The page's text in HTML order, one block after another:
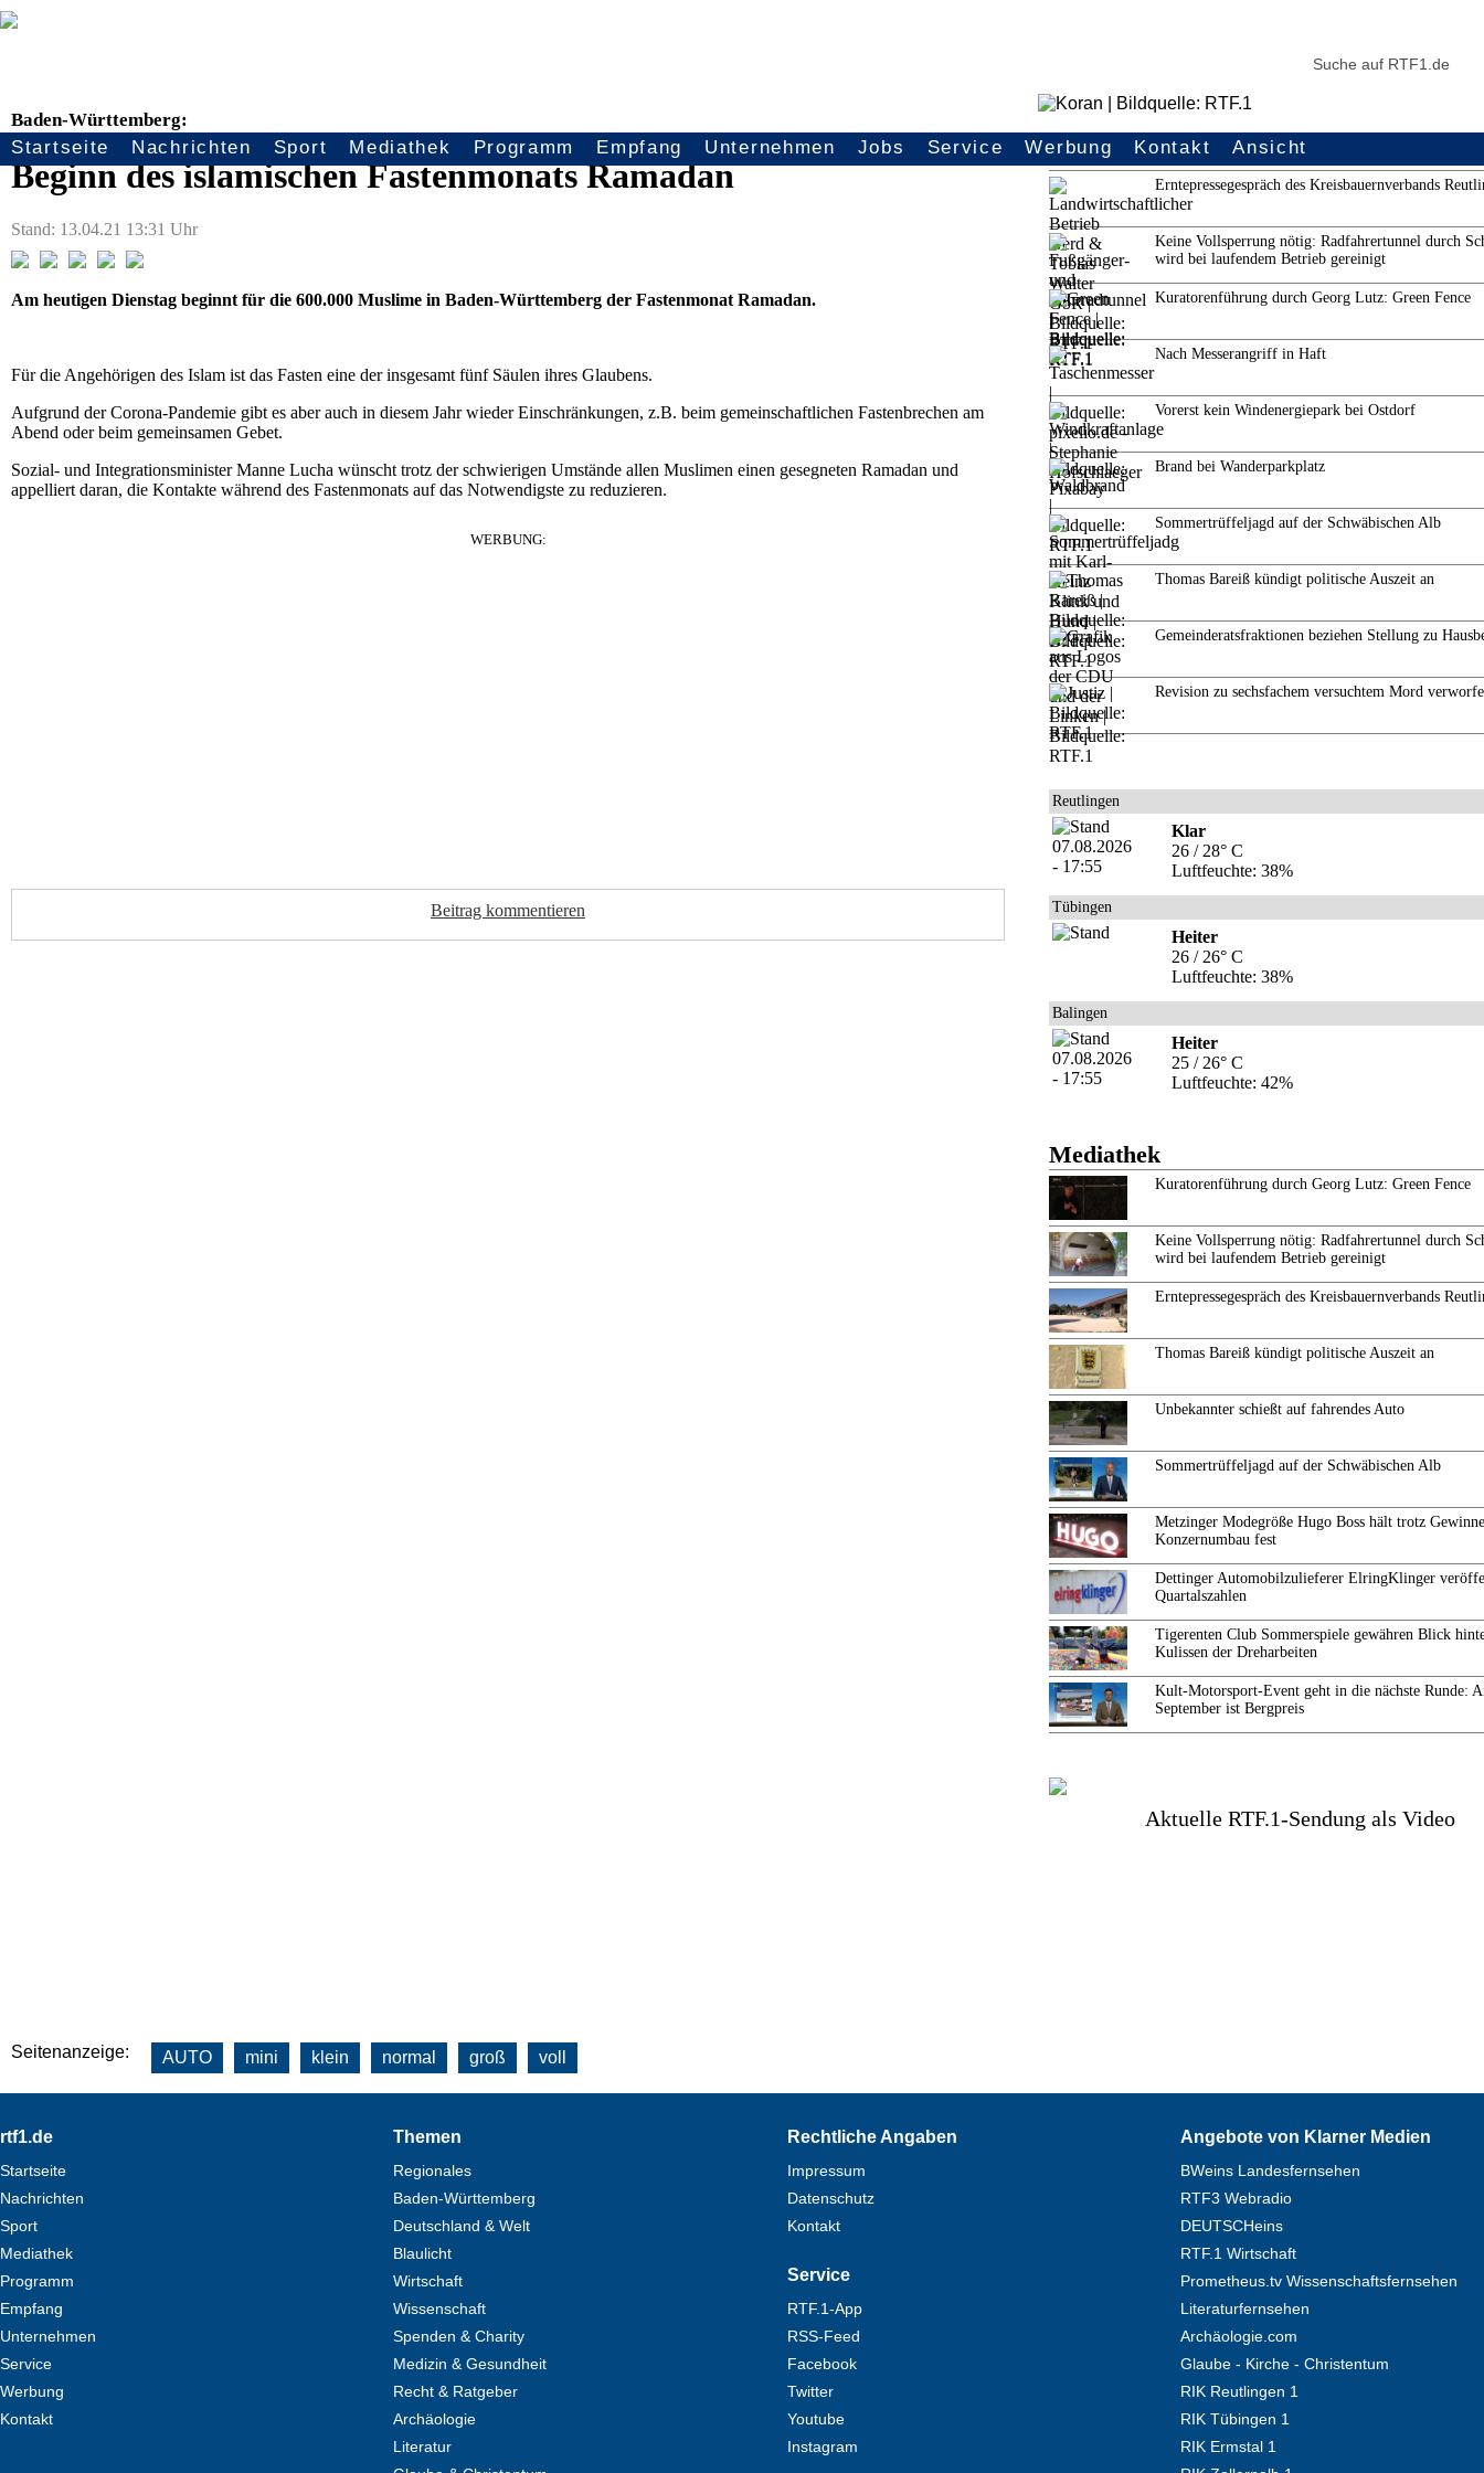
Seitennavigation
Startseite Nachrichten Sport Mediathek Programm Empfang Unternehmen Jobs Service Werbung Kontakt Ansicht
Baden-Württemberg:
Beginn des islamischen Fastenmonats Ramadan
Stand: 13.04.21 13:31 Uhr
Am heutigen Dienstag beginnt für die 600.000 Muslime in Baden-Württemberg der Fastenmonat Ramadan.
Für die Angehörigen des Islam ist das Fasten eine der insgesamt fünf Säulen ihres Glaubens.
Aufgrund der Corona-Pandemie gibt es aber auch in diesem Jahr wieder Einschränkungen, z.B. beim gemeinschaftlichen Fastenbrechen am
Abend oder beim gemeinsamen Gebet.
Sozial- und Integrationsminister Manne Lucha wünscht trotz der schwierigen Umstände allen Muslimen einen gesegneten Ramadan und
appelliert daran, die Kontakte während des Fastenmonats auf das Notwendigste zu reduzieren.
WERBUNG:
Beitrag kommentieren
Weitere Themen
Erntepressegespräch des Kreisbauernverbands
Keine Vollsperrung nötig: Radfahrertunnel durch
wird bei laufendem Betrieb gereinigt
Kuratorenführung durch Georg Lutz: Green Fence
Nach Messerangriff in Haft
Vorerst kein Windenergiepark bei Ostdorf
Brand bei Wanderparkplatz
Sommertrüffeljagd auf der Schwäbischen Alb
Thomas Bareiß kündigt politische Auszeit an
Gemeinderatsfraktionen beziehen Stellung zu
Revision zu sechsfachem versuchtem Mord
Reutlingen
Klar
26 / 28° C
Luftfeuchte: 38%
Tübingen
Heiter
26 / 26° C
Luftfeuchte: 38%
Balingen
Heiter
25 / 26° C
Luftfeuchte: 42%
Mediathek
Kuratorenführung durch Georg Lutz: Green Fence
Keine Vollsperrung nötig: Radfahrertunnel durch
wird bei laufendem Betrieb gereinigt
Erntepressegespräch des Kreisbauernverbands
Thomas Bareiß kündigt politische Auszeit an
Unbekannter schießt auf fahrendes Auto
Sommertrüffeljagd auf der Schwäbischen Alb
Metzinger Modegröße Hugo Boss hält trotz
Konzernumbau fest
Dettinger Automobilzulieferer ElringKlinger
Quartalszahlen
Tigerenten Club Sommerspiele gewähren Blick
Kulissen der Dreharbeiten
Kult-Motorsport-Event geht in die nächste Runde:
September ist Bergpreis
Aktuelle RTF.1-Sendung als Video
Seitenanzeige: AUTO mini klein normal groß voll
Footer
rtf1.de
Startseite
Nachrichten
Sport
Mediathek
Programm
Empfang
Unternehmen
Service
Werbung
Kontakt
Themen
Regionales
Baden-Württemberg
Deutschland & Welt
Blaulicht
Wirtschaft
Wissenschaft
Spenden & Charity
Medizin & Gesundheit
Recht & Ratgeber
Archäologie
Literatur
Rechtliche Angaben
Impressum
Datenschutz
Kontakt
Service
RTF.1-App
RSS-Feed
Facebook
Twitter
Youtube
Instagram
Angebote von Klarner Medien
BWeins Landesfernsehen
RTF3 Webradio
DEUTSCHeins
RTF.1 Wirtschaft
Prometheus.tv Wissenschaftsfernsehen
Literaturfernsehen
Archäologie.com
Glaube - Kirche - Christentum
RIK Reutlingen 1
RIK Tübingen 1
RIK Ermstal 1